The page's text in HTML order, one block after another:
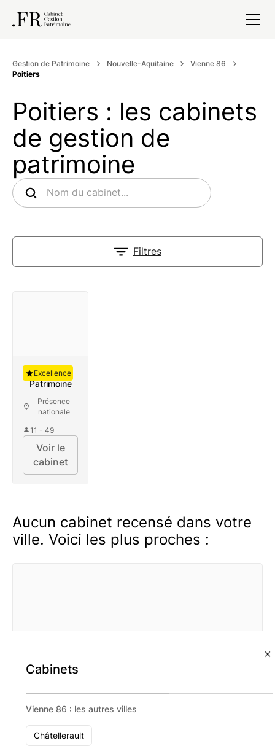
Gestion de Patrimoine Nouvelle-Aquitaine
Vienne 86
Poitiers
Poitiers : les cabinets
de gestion de
patrimoine
Cabinets
Vienne 86 : les autres villes
Châtellerault
Filtres
Auguste
Patrimoine
Présence
nationale
11 - 49
Excellence
Voir le
cabinet
Aucun cabinet recensé dans votre
ville. Voici les plus proches :